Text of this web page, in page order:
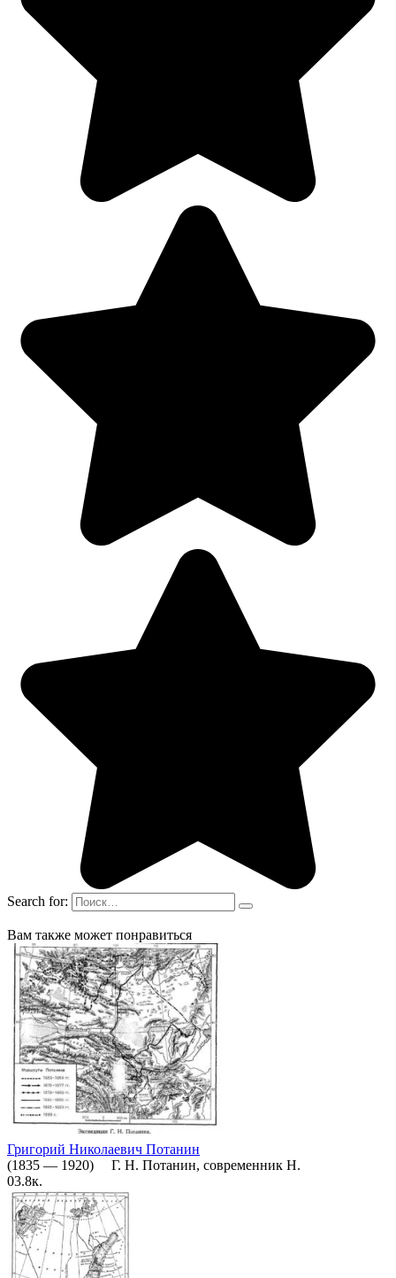
Search for:
Вам также может понравиться
Григорий Николаевич Потанин
(1835 — 1920) Г. Н. Потанин, современник Н.
03.8к.